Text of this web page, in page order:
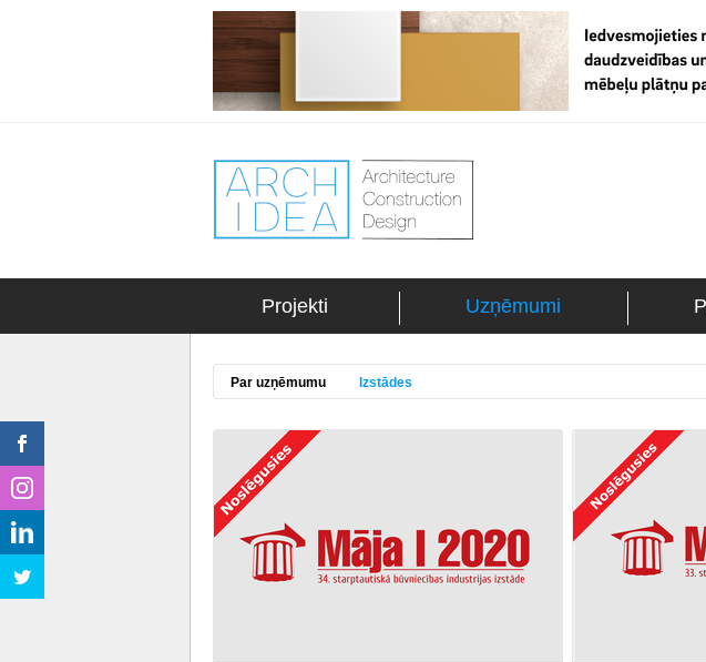
Projekti Uzņēmumi
Par uzņēmumu Izstādes